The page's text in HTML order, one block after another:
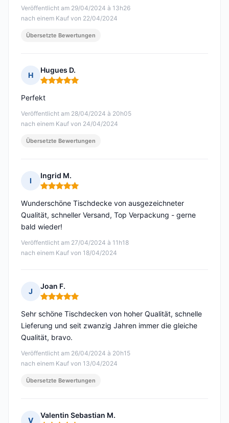
Veröffentlicht am 29/04/2024 à 13h26
nach einem Kauf von 22/04/2024
Übersetzte Bewertungen
H
Hugues D.
Hinweis: 5 von 5
Veröffentlicht am 28/04/2024 à 20h05
nach einem Kauf von 24/04/2024
Perfekt
Übersetzte Bewertungen
I
Ingrid M.
Hinweis: 5 von 5
Veröffentlicht am 27/04/2024 à 11h18
nach einem Kauf von 18/04/2024
Wunderschöne Tischdecke von ausgezeichneter
Qualität, schneller Versand, Top Verpackung - gerne
bald wieder!
J
Joan F.
Hinweis: 5 von 5
Veröffentlicht am 26/04/2024 à 20h15
nach einem Kauf von 13/04/2024
Sehr schöne Tischdecken von hoher Qualität, schnelle
Lieferung und seit zwanzig Jahren immer die gleiche
Qualität, bravo.
Übersetzte Bewertungen
V
Valentin Sebastian M.